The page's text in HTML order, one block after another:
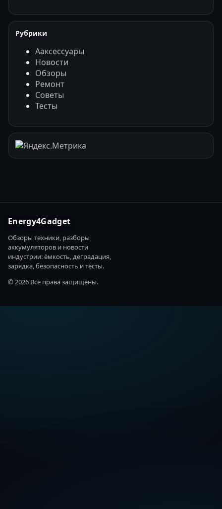
Рубрики
Ааксессуары
Новости
Обзоры
Ремонт
Советы
Тесты
Energy4Gadget
Обзоры техники, разборы
аккумуляторов и новости
индустрии: ёмкость, деградация,
зарядка, безопасность и тесты.
© 2026 Все права защищены.